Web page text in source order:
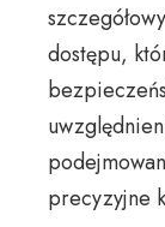
dostępu,
precyzyjne